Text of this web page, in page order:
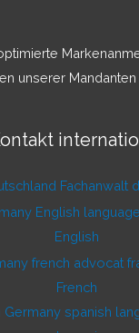
unserer Mandanten
English
French